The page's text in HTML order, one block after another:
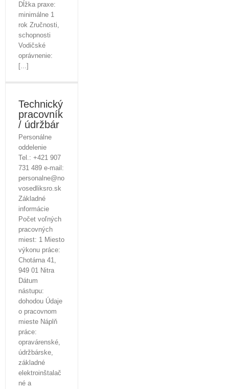
Dĺžka praxe:
minimálne 1
rok Zručnosti,
schopnosti
Vodičské
oprávnenie:
[...]
Technický
pracovník
/ údržbár
Personálne
oddelenie
Tel.: +421 907
731 489 e-mail:
personalne@no
vosedliksro.sk
Základné
informácie
Počet voľných
pracovných
miest: 1 Miesto
výkonu práce:
Chotárna 41,
949 01 Nitra
Dátum
nástupu:
dohodou Údaje
o pracovnom
mieste Náplň
práce:
opravárenské,
údržbárske,
základné
elektroinštalač
né a